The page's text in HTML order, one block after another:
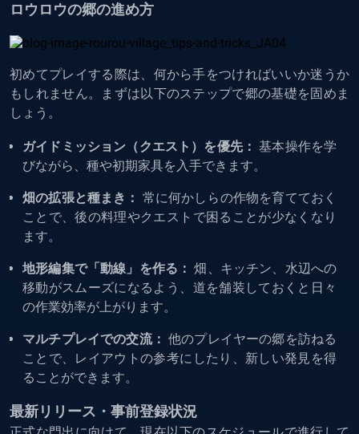
ロウロウの郷の進め方
初めてプレイする際は、何から手をつければいいか迷うか
もしれません。まずは以下のステップで郷の基礎を固めま
しょう。
ガイドミッション（クエスト）を優先： 基本操作を学
びながら、種や初期家具を入手できます。
畑の拡張と種まき： 常に何かしらの作物を育てておく
ことで、後の料理やクエストで困ることが少なくなり
ます。
地形編集で「動線」を作る： 畑、キッチン、水辺への
移動がスムーズになるよう、道を舗装しておくと日々
の作業効率が上がります。
マルチプレイでの交流： 他のプレイヤーの郷を訪ねる
ことで、レイアウトの参考にしたり、新しい発見を得
ることができます。
最新リリース・事前登録状況